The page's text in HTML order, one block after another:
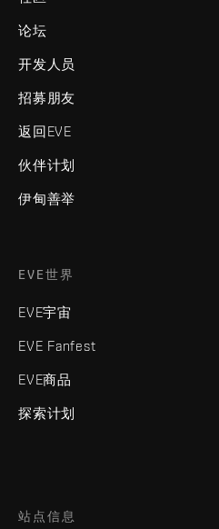
论坛
开发人员
招募朋友
返回EVE
伙伴计划
伊甸善举
EVE世界
EVE宇宙
EVE Fanfest
EVE商品
探索计划
站点信息